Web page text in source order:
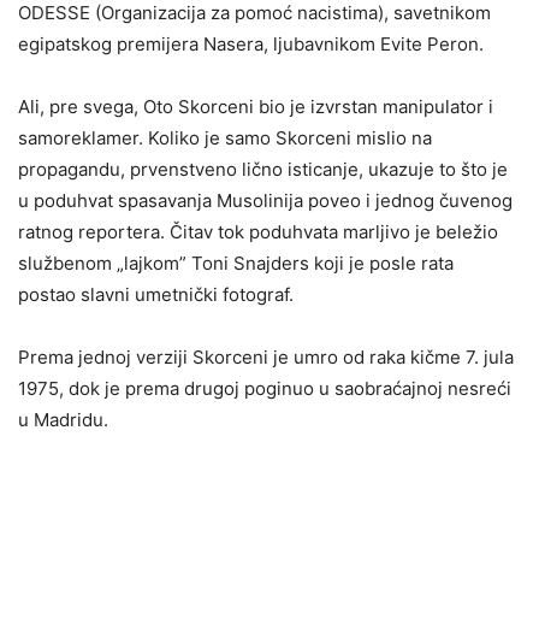
ODESSE (Organizacija za pomoć nacistima), savetnikom
egipatskog premijera Nasera, ljubavnikom Evite Peron.
Ali, pre svega, Oto Skorceni bio je izvrstan manipulator i
samoreklamer. Koliko je samo Skorceni mislio na
propagandu, prvenstveno lično isticanje, ukazuje to što je
u poduhvat spasavanja Musolinija poveo i jednog čuvenog
ratnog reportera. Čitav tok poduhvata marljivo je beležio
službenom „lajkom” Toni Snajders koji je posle rata
postao slavni umetnički fotograf.
Prema jednoj verziji Skorceni je umro od raka kičme 7. jula
1975, dok je prema drugoj poginuo u saobraćajnoj nesreći
u Madridu.